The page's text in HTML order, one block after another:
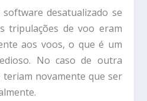
desatualizado se
tripulações de voo eram
aos voos, o que é um
No caso de outra
novamente que ser